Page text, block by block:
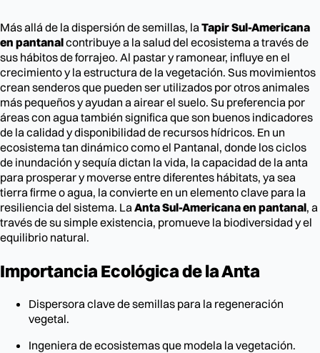
Más allá de la dispersión de semillas, la Tapir Sul-Americana
en pantanalcontribuye a la salud del ecosistema a través de
sus hábitos de forrajeo. Al pastar y ramonear, influye en el
crecimiento y la estructura de la vegetación. Sus movimientos
crean senderos que pueden ser utilizados por otros animales
más pequeños y ayudan a airear el suelo. Su preferencia por
áreas con agua también significa que son buenos indicadores
de la calidad y disponibilidad de recursos hídricos. En un
ecosistema tan dinámico como el Pantanal, donde los ciclos
de inundación y sequía dictan la vida, la capacidad de la anta
para prosperar y moverse entre diferentes hábitats, ya sea
tierra firme o agua, la convierte en un elemento clave para la
resiliencia del sistema. La Anta Sul-Americana en pantanal, a
través de su simple existencia, promueve la biodiversidad y el
equilibrio natural.
Importancia Ecológica de la Anta
Dispersora clave de semillas para la regeneración
vegetal.
Ingeniera de ecosistemas que modela la vegetación.